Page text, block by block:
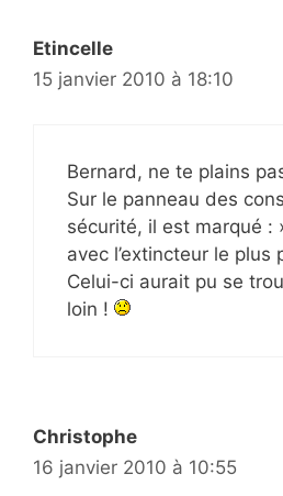
Etincelle
15 janvier 2010 à 18:10
Bernard, ne te plains
Sur le panneau des
sécurité, il est marqué :
avec l’extincteur le plus
Celui-ci aurait pu se
loin !
Christophe
16 janvier 2010 à 10:55